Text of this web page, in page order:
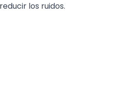
los ruidos.